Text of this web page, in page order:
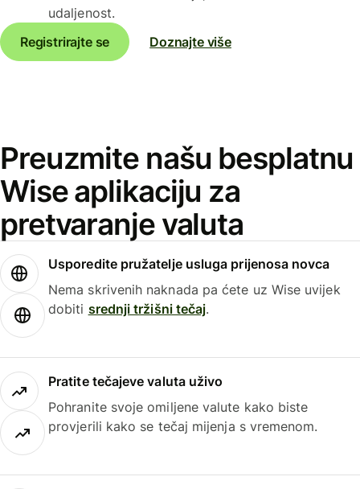
udaljenost.
Registrirajte se
Doznajte više
Preuzmite našu besplatnu
Wise aplikaciju za
pretvaranje valuta
Usporedite pružatelje usluga prijenosa novca
Nema skrivenih naknada pa ćete uz Wise uvijek
dobiti srednji tržišni tečaj.
Pratite tečajeve valuta uživo
Pohranite svoje omiljene valute kako biste
provjerili kako se tečaj mijenja s vremenom.